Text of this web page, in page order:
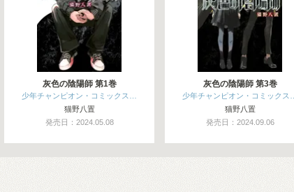
灰色の陰陽師 第1巻
少年チャンピオン・コミックス…
猫野八置
発売日：2024.05.08
灰色の陰陽師 第3巻
少年チャンピオン・コミックス…
猫野八置
発売日：2024.09.06